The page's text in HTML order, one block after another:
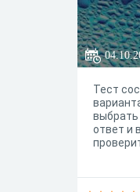
Тест
ответ и